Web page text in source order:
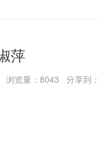
萍
览量： 8043 分享到：